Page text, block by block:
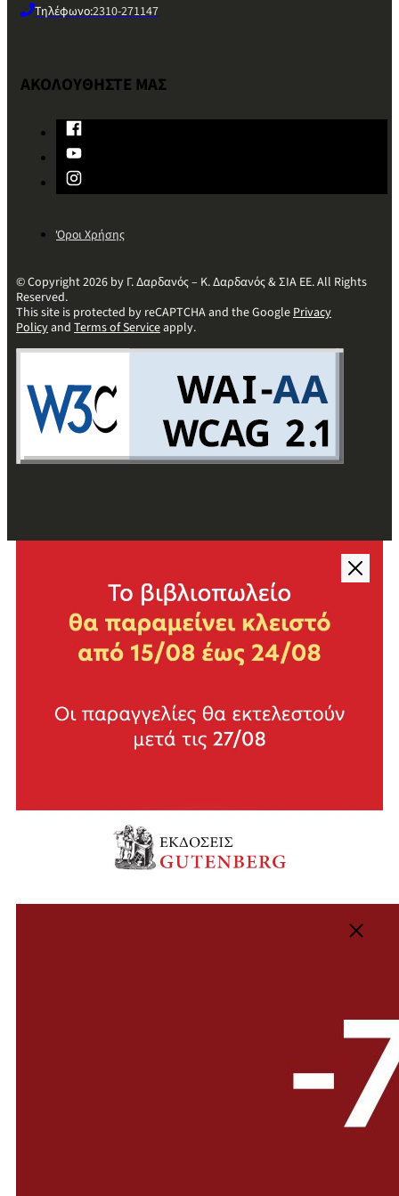
Τηλέφωνο:2310-271147
ΑΚΟΛΟΥΘΗΣΤΕ ΜΑΣ
Όροι Χρήσης
© Copyright 2026 by Γ. Δαρδανός – Κ. Δαρδανός & ΣΙΑ ΕΕ. All Rights
Reserved.
This site is protected by reCAPTCHA and the GooglePrivacy
Policyand Terms of Serviceapply.